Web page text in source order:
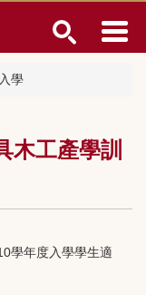
學
木工產學訓
學年度入學學生適